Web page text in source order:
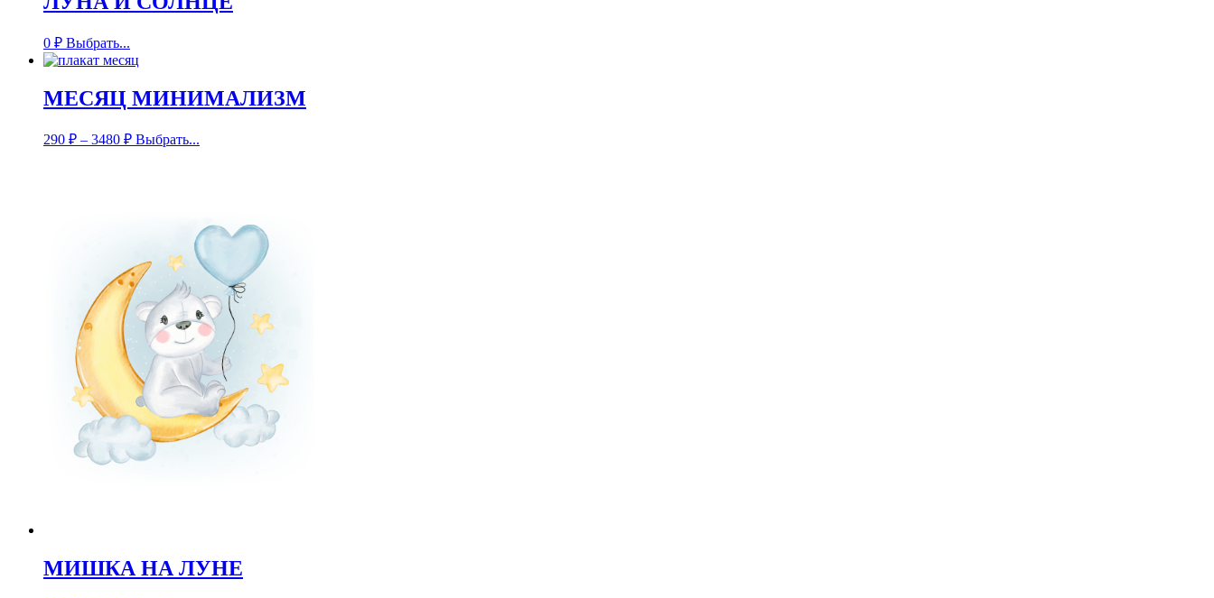
0 ₽ Выбрать...
МЕСЯЦ МИНИМАЛИЗМ
290 ₽ – 3480 ₽ Выбрать...
МИШКА НА ЛУНЕ